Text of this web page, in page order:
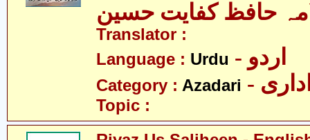
حافظ کفایت حسین
Translator :
Language : Urdu - اردو
Category : Azadari
Topic :